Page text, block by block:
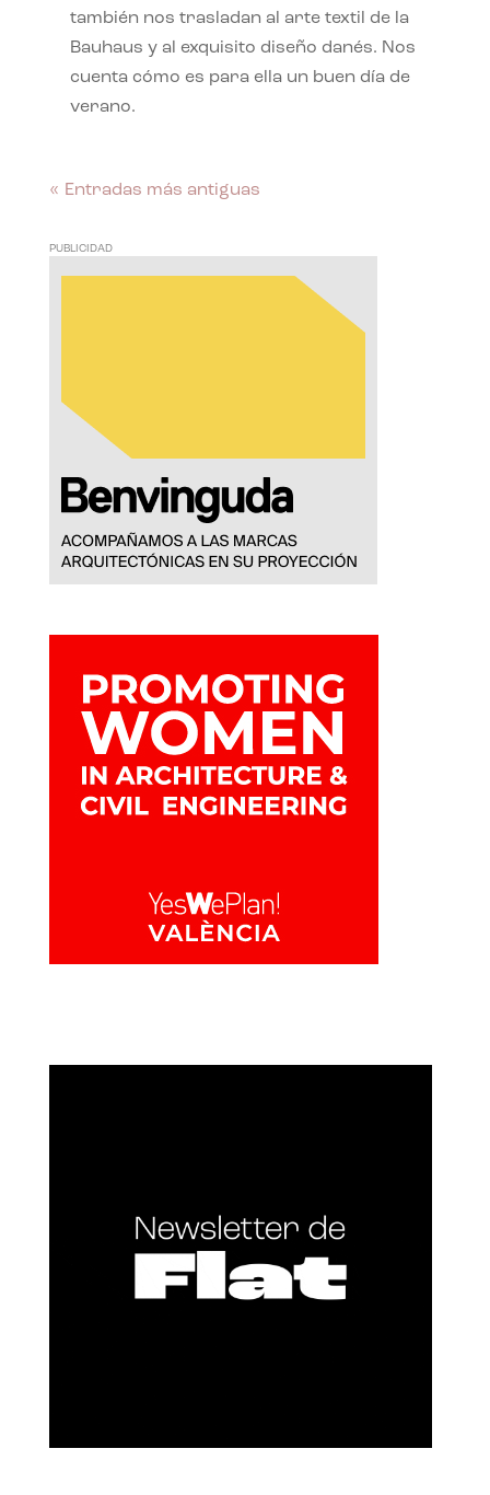
también nos trasladan al arte textil de la
Bauhaus y al exquisito diseño danés. Nos
cuenta cómo es para ella un buen día de
verano.
« Entradas más antiguas
PUBLICIDAD